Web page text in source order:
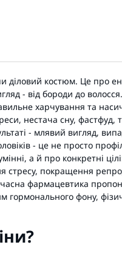
костюм. Це про
- від бороди до
харчування та
нестача сну,
- млявий вигляд,
- це не просто
а й про конкретні
покращення
фармацевтика
гормонального фону,